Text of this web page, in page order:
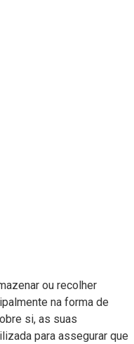
ou recolher
na forma de
si, as suas
para assegurar que